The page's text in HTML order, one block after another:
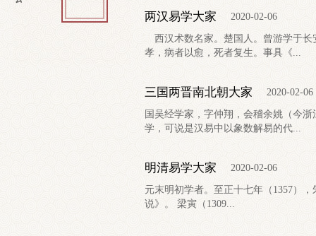
两汉易学大家 2020-02-06
西汉术数名家。楚国人。曾游学于长
孝，病者以愈，死者复生。事具《...
三国两晋南北朝大家 2020-02-06
国吴经学家，字仲翔，会稽余姚（今
学，可说是汉易中以象数解易的代...
明清易学大家 2020-02-06
元末明初学者。至正十七年（1357）
说》。 梁寅（1309...